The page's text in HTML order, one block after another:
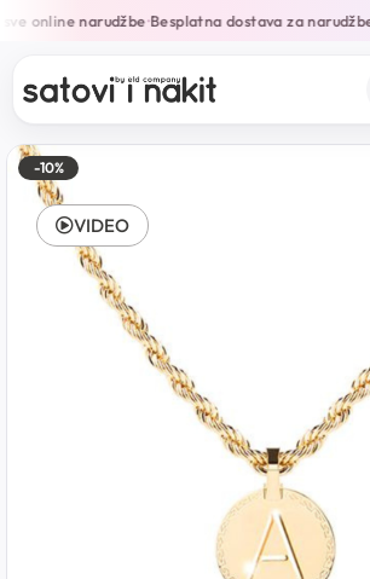
online narudžbe•Besplatna dostava za narudžbe
-10%
VIDEO